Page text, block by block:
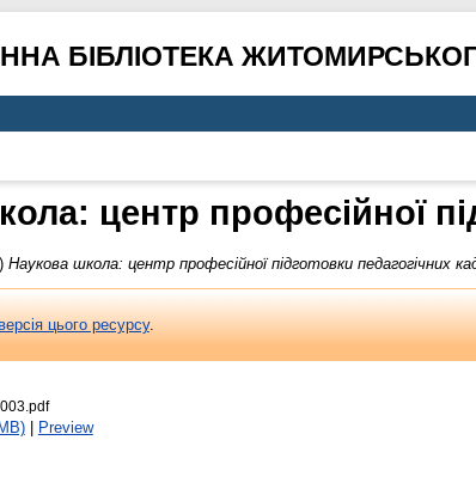
БІБЛІОТЕКА
центр професійної
Наукова школа: центр професійної підготовки педагогічних
цього ресурсу.
| Preview